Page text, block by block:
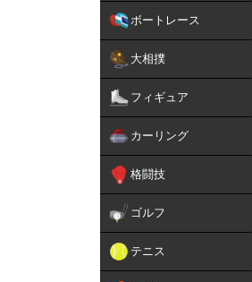
ボートレース
大相撲
フィギュア
カーリング
格闘技
ゴルフ
テニス